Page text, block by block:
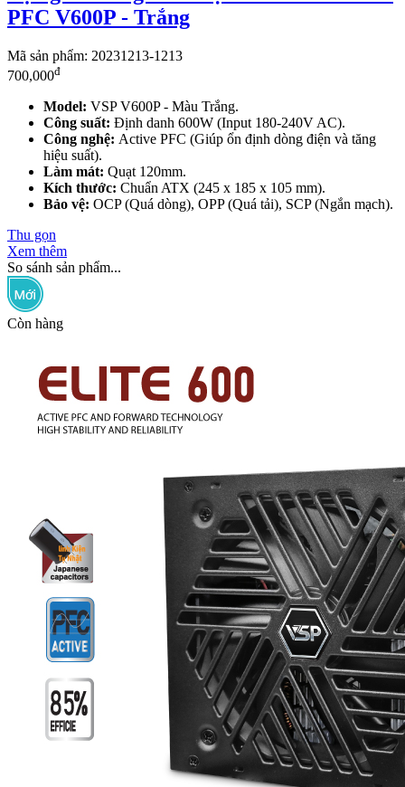
PFC V600P - Trắng
Mã sản phẩm: 20231213-1213
700,000đ
Model: VSP V600P - Màu Trắng.
Công suất: Định danh 600W (Input 180-240V AC).
Công nghệ: Active PFC (Giúp ổn định dòng điện và tăng
hiệu suất).
Làm mát: Quạt 120mm.
Kích thước: Chuẩn ATX (245 x 185 x 105 mm).
Bảo vệ: OCP (Quá dòng), OPP (Quá tải), SCP (Ngắn mạch).
Thu gọn
Xem thêm
So sánh sản phẩm...
Còn hàng